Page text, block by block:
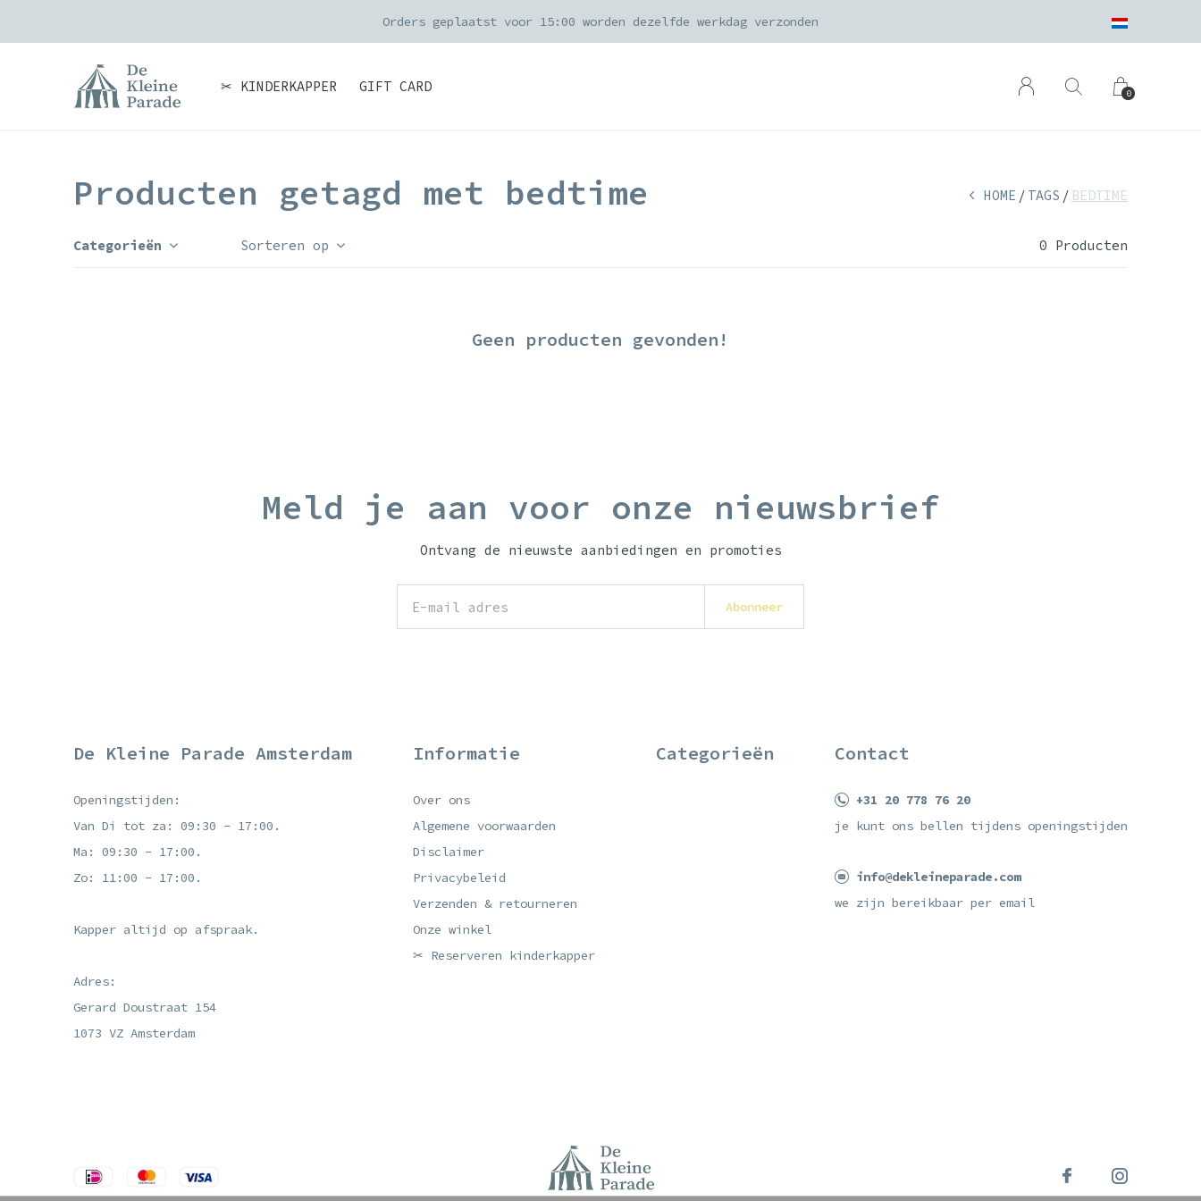
✂ KINDERKAPPER GIFT CARD 0
Orders geplaatst voor 15:00 worden dezelfde werkdag verzonden
Producten getagd met bedtime HOME TAGS BEDTIME
Categorieën Sorteren op 0 Producten
Geen producten gevonden!
Meld je aan voor onze nieuwsbrief
Ontvang de nieuwste aanbiedingen en promoties
Abonneer
De Kleine Parade Amsterdam
Openingstijden:
Van Di tot za: 09:30 - 17:00.
Ma: 09:30 - 17:00.
Zo: 11:00 - 17:00.
Kapper altijd op afspraak.
Adres:
Gerard Doustraat 154
1073 VZ Amsterdam
Informatie
Over ons
Algemene voorwaarden
Disclaimer
Privacybeleid
Verzenden & retourneren
Onze winkel
✂ Reserveren kinderkapper
Categorieën Contact
+31 20 778 76 20
je kunt ons bellen tijdens openingstijden
info@dekleineparade.com
we zijn bereikbaar per email